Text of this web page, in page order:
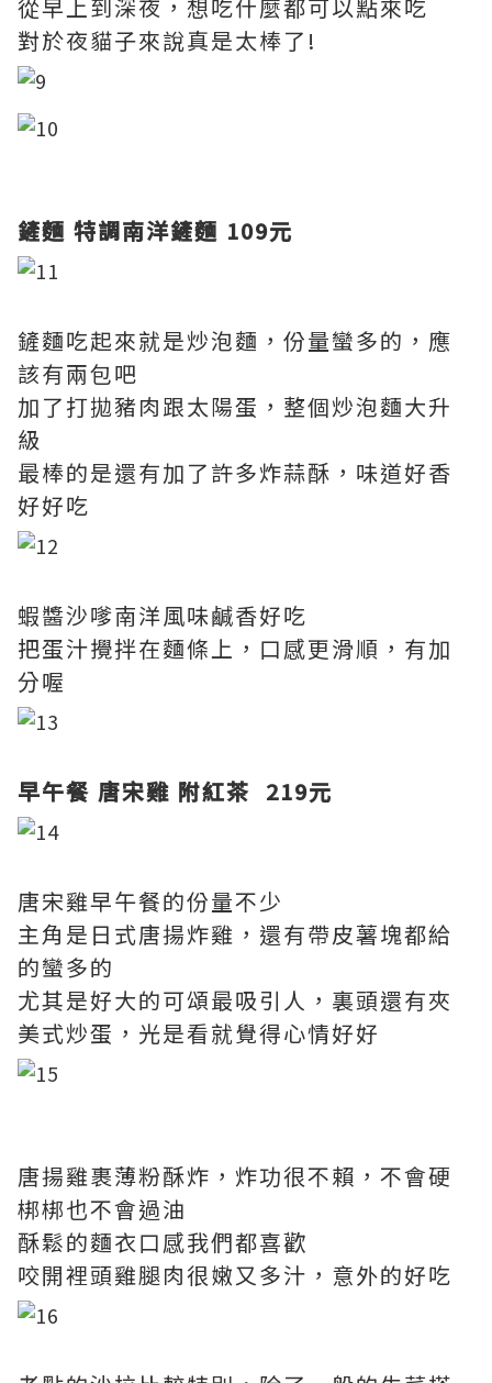
從早上到深夜，想吃什麼都可以點來吃
對於夜貓子來說真是太棒了!
鏟麵 特調南洋鏟麵 109元
鏟麵吃起來就是炒泡麵，份量蠻多的，應
該有兩包吧
加了打拋豬肉跟太陽蛋，整個炒泡麵大升
級
最棒的是還有加了許多炸蒜酥，味道好香
好好吃
蝦醬沙嗲南洋風味鹹香好吃
把蛋汁攪拌在麵條上，口感更滑順，有加
分喔
早午餐 唐宋雞 附紅茶 219元
唐宋雞早午餐的份量不少
主角是日式唐揚炸雞，還有帶皮薯塊都給
的蠻多的
尤其是好大的可頌最吸引人，裏頭還有夾
美式炒蛋，光是看就覺得心情好好
唐揚雞裹薄粉酥炸，炸功很不賴，不會硬
梆梆也不會過油
酥鬆的麵衣口感我們都喜歡
咬開裡頭雞腿肉很嫩又多汁，意外的好吃